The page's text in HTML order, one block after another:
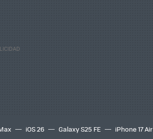
iOS 26 Galaxy S25 FE iPhone 17 Air